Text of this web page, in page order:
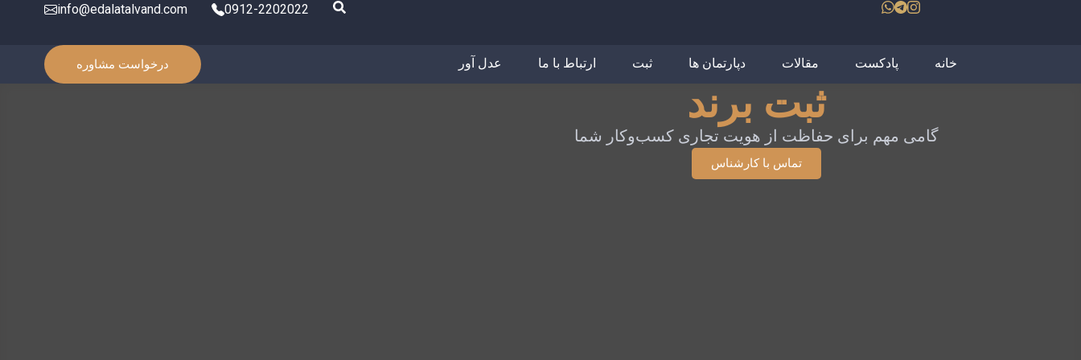
info@edalatalvand.com 0912-2202022
خانه پادکست مقالات دپارتمان ها ثبت ارتباط با ما عدل آور درخواست مشاوره
ثبت برند
گامی مهم برای حفاظت از هویت تجاری کسب‌وکار شما
تماس با کارشناس